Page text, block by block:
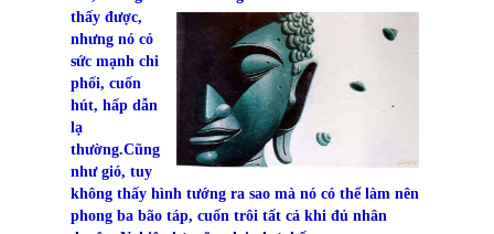
thấy được,
nhưng nó có
sức mạnh chi
phối, cuốn
hút, hấp dẫn
lạ
thường.Cũng
như gió, tuy
không thấy hình tướng ra sao mà nó có thể làm nên
phong ba bão táp, cuốn trôi tất cả khi đủ nhân